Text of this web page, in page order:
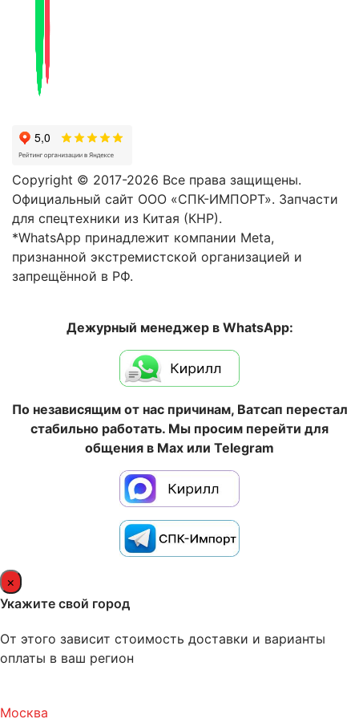
Copyright © 2017-2026 Все права защищены.
Официальный сайт ООО «СПК-ИМПОРТ». Запчасти
для спецтехники из Китая (КНР).
*WhatsApp принадлежит компании Meta,
признанной экстремистской организацией и
запрещённой в РФ.
Дежурный менеджер в WhatsApp:
По независящим от нас причинам, Ватсап перестал
стабильно работать. Мы просим перейти для
общения в Max или Telegram
×
Укажите свой город
От этого зависит стоимость доставки и варианты
оплаты в ваш регион
Москва